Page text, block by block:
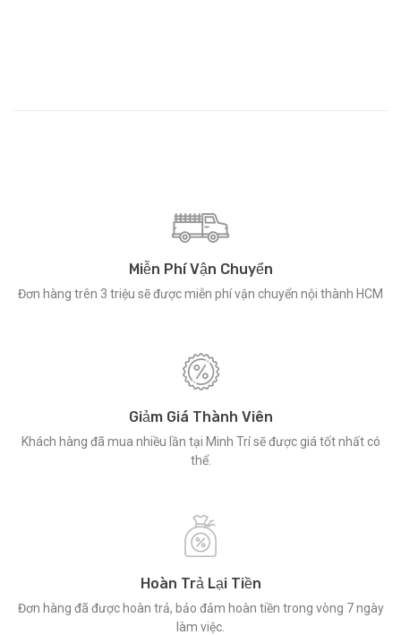
Miễn Phí Vận Chuyển
Đơn hàng trên 3 triệu sẽ được miễn phí vận chuyển nội thành HCM
Giảm Giá Thành Viên
Khách hàng đã mua nhiều lần tại Minh Trí sẽ được giá tốt nhất có
thể.
Hoàn Trả Lại Tiền
Đơn hàng đã được hoàn trả, bảo đảm hoàn tiền trong vòng 7 ngày
làm việc.